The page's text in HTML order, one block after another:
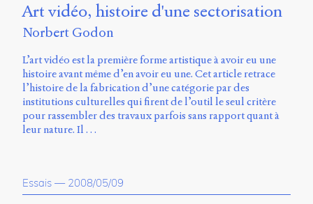
Art vidéo, histoire d'une sectorisation
Norbert Godon
L’art vidéo est la première forme artistique à avoir eu une
histoire avant même d’en avoir eu une. Cet article retrace
l’histoire de la fabrication d’une catégorie par des
institutions culturelles qui firent de l’outil le seul critère
pour rassembler des travaux parfois sans rapport quant à
leur nature. Il …
Essais — 2008/05/09